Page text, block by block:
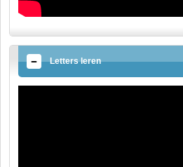
Letters leren